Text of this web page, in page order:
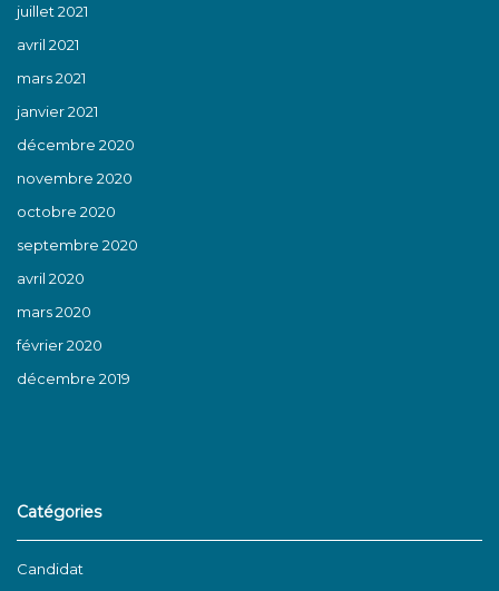
juillet 2021
avril 2021
mars 2021
janvier 2021
décembre 2020
novembre 2020
octobre 2020
septembre 2020
avril 2020
mars 2020
février 2020
décembre 2019
Catégories
Candidat